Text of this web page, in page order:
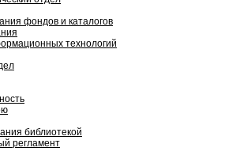
фондов и каталогов
технологий
библиотекой
регламент